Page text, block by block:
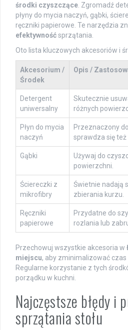
środki czyszczące. Zgromadź
płyny do mycia naczyń, gąbki,
ręczniki papierowe. Te narzędzia
efektywnośćsprzątania.
Oto lista kluczowych akcesoriów i
Akcesorium /
Środek
Opis /
Detergent
uniwersalny
Skutecznie
różnych
Płyn do mycia
naczyń
Przeznaczony
sprawdza się też
Gąbki
Używaj do
powierzchni.
Ściereczki z
mikrofibry
Świetnie nadają
zbierania kurzu.
Ręczniki
papierowe
Przydatne do
rozlania lub
Przechowuj wszystkie akcesoria w
miejscu, aby zminimalizować
Regularne korzystanie z tych
porządku w kuchni.
Najczęstsze błędy i
sprzątania stołu